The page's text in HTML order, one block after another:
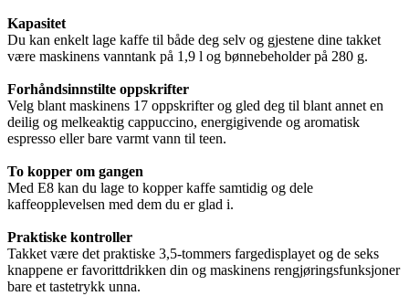
Kapasitet
Du kan enkelt lage kaffe til både deg selv og gjestene dine takket
være maskinens vanntank på 1,9 l og bønnebeholder på 280 g.
Forhåndsinnstilte oppskrifter
Velg blant maskinens 17 oppskrifter og gled deg til blant annet en
deilig og melkeaktig cappuccino, energigivende og aromatisk
espresso eller bare varmt vann til teen.
To kopper om gangen
Med E8 kan du lage to kopper kaffe samtidig og dele
kaffeopplevelsen med dem du er glad i.
Praktiske kontroller
Takket være det praktiske 3,5-tommers fargedisplayet og de seks
knappene er favorittdrikken din og maskinens rengjøringsfunksjoner
bare et tastetrykk unna.